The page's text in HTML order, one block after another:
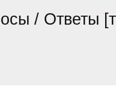
/ Ответы